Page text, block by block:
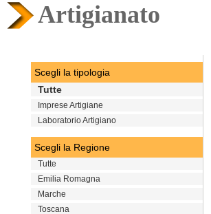
Artigianato
Scegli la tipologia
Tutte
Imprese Artigiane
Laboratorio Artigiano
Scegli la Regione
Tutte
Emilia Romagna
Marche
Toscana